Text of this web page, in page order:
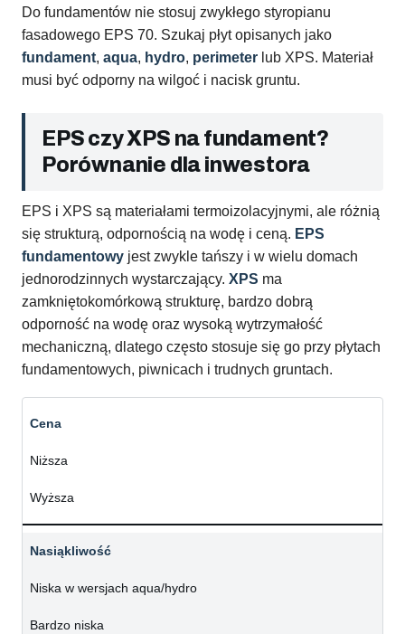
Do fundamentów nie stosuj zwykłego styropianu
fasadowego EPS 70. Szukaj płyt opisanych jako
fundament, aqua, hydro, perimeter lub XPS. Materiał
musi być odporny na wilgoć i nacisk gruntu.
EPS czy XPS na fundament?
Porównanie dla inwestora
EPS i XPS są materiałami termoizolacyjnymi, ale różnią
się strukturą, odpornością na wodę i ceną. EPS
fundamentowy jest zwykle tańszy i w wielu domach
jednorodzinnych wystarczający. XPS ma
zamkniętokomórkową strukturę, bardzo dobrą
odporność na wodę oraz wysoką wytrzymałość
mechaniczną, dlatego często stosuje się go przy płytach
fundamentowych, piwnicach i trudnych gruntach.
Cena
Niższa
Wyższa
Nasiąkliwość
Niska w wersjach aqua/hydro
Bardzo niska